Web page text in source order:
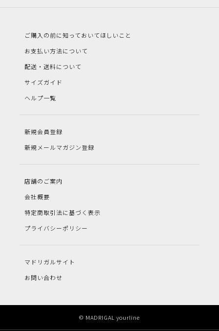
ご購入の前に知っておいてほしいこと
お支払い方法について
配送・送料について
サイズガイド
ヘルプ一覧
新規会員登録
新規メールマガジン登録
店舗のご案内
会社概要
特定商取引法に基づく表示
プライバシーポリシー
マドリガルサイト
お問い合わせ
© MADRIGAL yourline